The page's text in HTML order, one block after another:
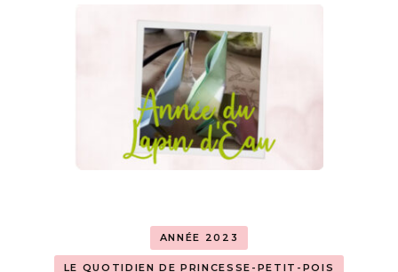
ANNÉE 2023
LE QUOTIDIEN DE PRINCESSE-PETIT-POIS